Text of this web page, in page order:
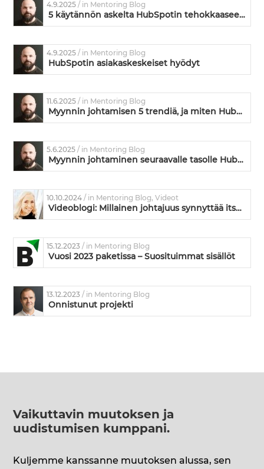
4.9.2025/ in Mentoring Blog
5 käytännön askelta HubSpotin tehokkaaseen käyttöönottoon
4.9.2025/ in Mentoring Blog
HubSpotin asiakaskeskeiset hyödyt
11.6.2025/ in Mentoring Blog
Myynnin johtamisen 5 trendiä, ja miten HubSpot vastaa niihin
5.6.2025/ in Mentoring Blog
Myynnin johtaminen seuraavalle tasolle HubSpotin avulla
10.10.2024/ in Mentoring Blog, Videot
Videoblogi: Millainen johtajuus synnyttää itseohjautuvuutta ja vastuunottoa?
15.12.2023/ in Mentoring Blog
Vuosi 2023 paketissa – Suosituimmat sisällöt
13.12.2023/ in Mentoring Blog
Onnistunut projekti
Vaikuttavin muutoksen ja
uudistumisen kumppani.
Kuljemme kanssanne muutoksen alussa, sen